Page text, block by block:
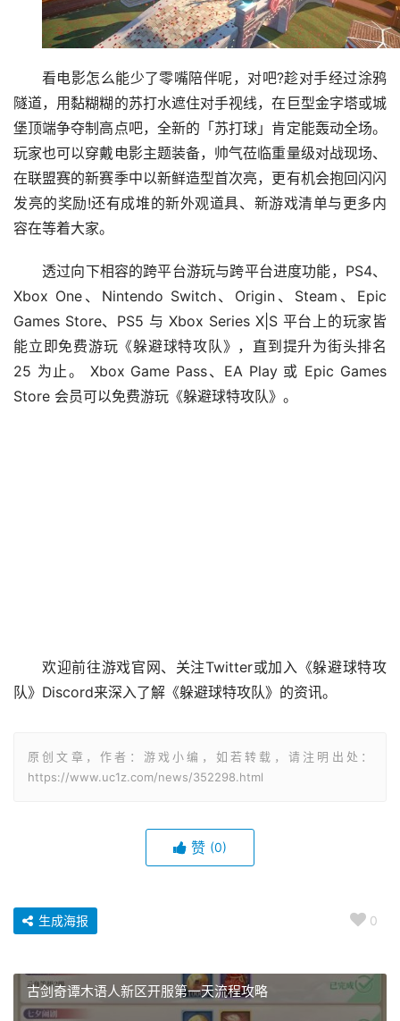
看电影怎么能少了零嘴陪伴呢，对吧?趁对手经过涂鸦
隧道，用黏糊糊的苏打水遮住对手视线，在巨型金字塔或城
堡顶端争夺制高点吧，全新的「苏打球」肯定能轰动全场。
玩家也可以穿戴电影主题装备，帅气莅临重量级对战现场、
在联盟赛的新赛季中以新鲜造型首次亮，更有机会抱回闪闪
发亮的奖励!还有成堆的新外观道具、新游戏清单与更多内
容在等着大家。
透过向下相容的跨平台游玩与跨平台进度功能，PS4、
Xbox One、Nintendo Switch、Origin、Steam、Epic
Games Store、PS5 与 Xbox Series X|S 平台上的玩家皆
能立即免费游玩《躲避球特攻队》，直到提升为街头排名
25 为止。 Xbox Game Pass、EA Play 或 Epic Games
Store 会员可以免费游玩《躲避球特攻队》。
欢迎前往游戏官网、关注Twitter或加入《躲避球特攻
队》Discord来深入了解《躲避球特攻队》的资讯。
原创文章，作者：游戏小编，如若转载，请注明出处：
https://www.uc1z.com/news/352298.html
赞 (0)
0
生成海报
古剑奇谭木语人新区开服第一天流程攻略